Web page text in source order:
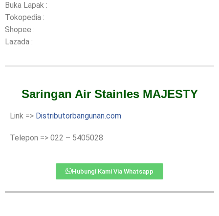
Buka Lapak :
Tokopedia :
Shopee :
Lazada :
Saringan Air Stainles MAJESTY
Link => Distributorbangunan.com
Telepon => 022 – 5405028
Hubungi Kami Via Whatsapp